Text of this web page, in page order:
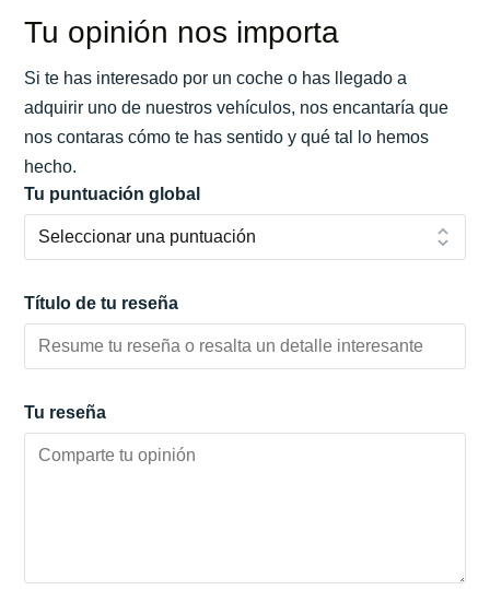
Tu opinión nos importa
Si te has interesado por un coche o has llegado a
adquirir uno de nuestros vehículos, nos encantaría que
nos contaras cómo te has sentido y qué tal lo hemos
hecho.
Tu puntuación global
Título de tu reseña
Tu reseña